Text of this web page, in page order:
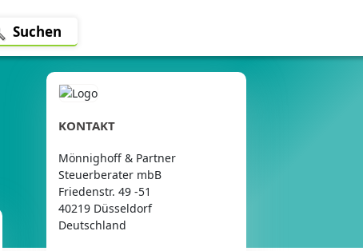
Suchen
KONTAKT
Mönnighoff & Partner
Steuerberater mbB
Friedenstr. 49 -51
40219 Düsseldorf
Deutschland